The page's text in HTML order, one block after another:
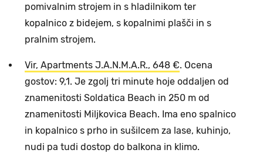
pomivalnim strojem in s hladilnikom ter
kopalnico z bidejem, s kopalnimi plašči in s
pralnim strojem.
Vir, Apartments J.A.N.M.A.R., 648 €. Ocena
gostov: 9,1. Je zgolj tri minute hoje oddaljen od
znamenitosti Soldatica Beach in 250 m od
znamenitosti Miljkovica Beach. Ima eno spalnico
in kopalnico s prho in sušilcem za lase, kuhinjo,
nudi pa tudi dostop do balkona in klimo.